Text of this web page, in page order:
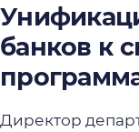
банков к
Директор